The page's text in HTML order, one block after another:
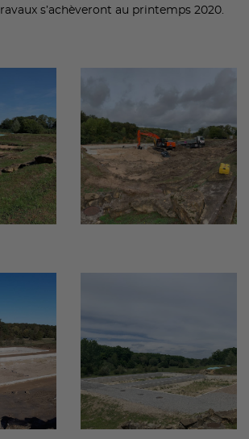
s’achèveront au printemps 2020.